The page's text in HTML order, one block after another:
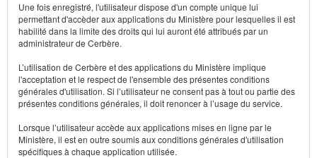
Une fois enregistré, l'utilisateur dispose d'un compte unique lui
permettant d'accèder aux applications du Ministère pour lesquelles il est
habilité dans la limite des droits qui lui auront été attribués par un
administrateur de Cerbère.
L’utilisation de Cerbère et des applications du Ministère implique
l'acceptation et le respect de l'ensemble des présentes conditions
générales d'utilisation. Si l’utilisateur ne consent pas à tout ou partie des
présentes conditions générales, il doit renoncer à l’usage du service.
Lorsque l’utilisateur accède aux applications mises en ligne par le
Ministère, il est en outre soumis aux conditions générales d'utilisation
spécifiques à chaque application utilisée.